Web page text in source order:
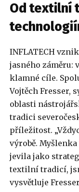
Od textilní
INFLATECH
jasného záměru:
klamné cíle.
Vojtěch Fresser,
oblasti
tradici
příležitost.
výrobě.
jevila jako
textilní tradicí,
vysvětluje